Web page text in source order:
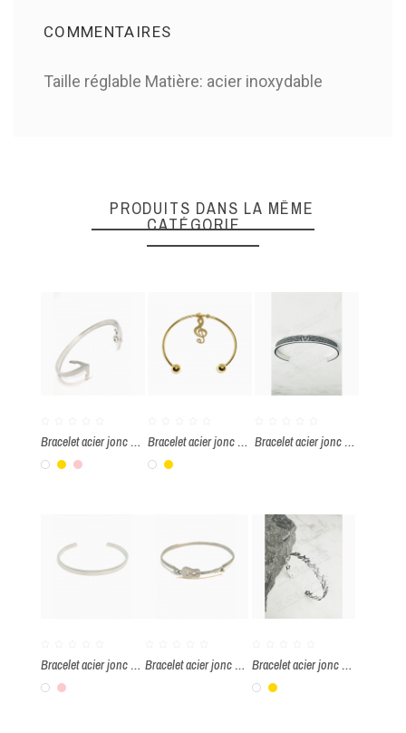
COMMENTAIRES
Taille réglable Matière: acier inoxydable
Il n'y a pas d'avis en ce moment.
PRODUITS DANS LA MÊME
CATÉGORIE
Bracelet acier jonc ancre marine
Blanc
OrRose
Bracelet acier jonc note de musique
Blanc
Or
Bracelet acier jonc Triskell
Bracelet acier jonc à graver
BlancRose
Bracelet acier jonc guitare Bracelet acier jonc étoile lune
Blanc
Or